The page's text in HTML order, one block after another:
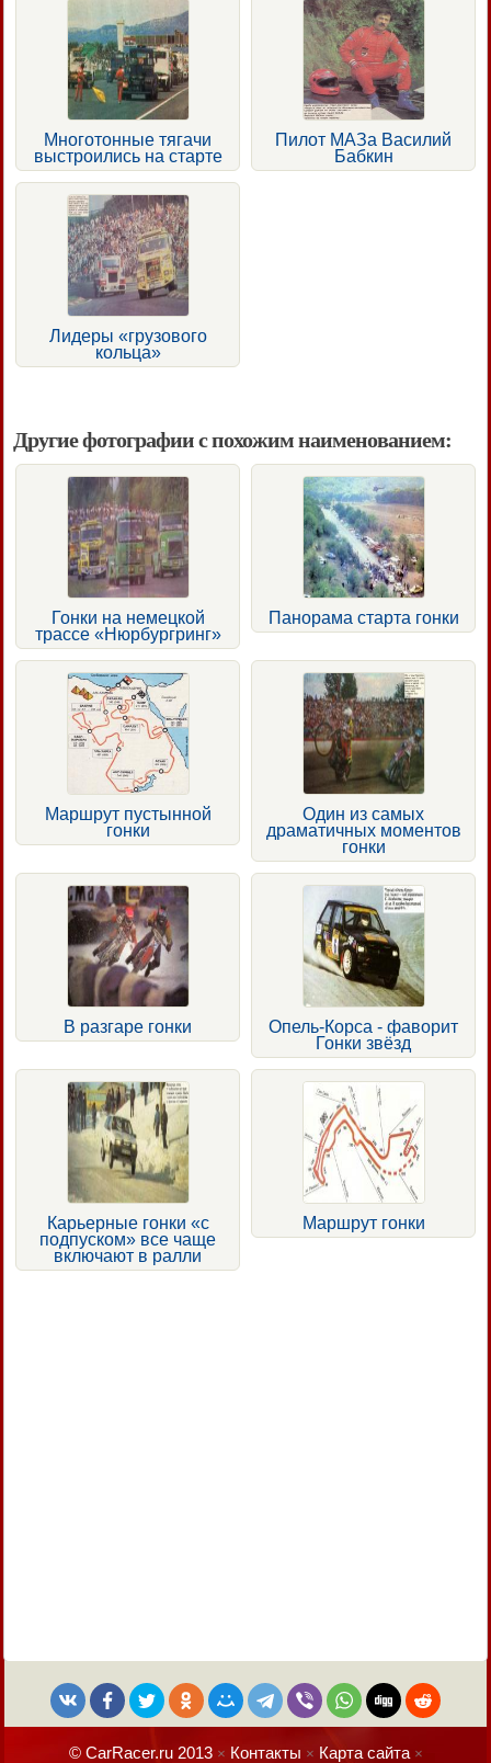
Многотонные тягачи
выстроились на старте
Пилот МАЗа Василий
Бабкин
Лидеры «грузового
кольца»
Другие фотографии с похожим наименованием:
Гонки на немецкой
трассе «Нюрбургринг»
Панорама старта гонки
Маршрут пустынной
гонки
Один из самых
драматичных моментов
гонки
В разгаре гонки
Опель-Корса - фаворит
Гонки звёзд
Карьерные гонки «с
подпуском» все чаще
включают в ралли
Маршрут гонки
© CarRacer.ru 2013× Контакты × Карта сайта×